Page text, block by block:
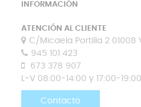
INFORMACIÓN
ATENCIÓN AL CLIENTE
C/Micaela Portilla 2 01008
945 101 423
673 378 907
L-V 08:00-14:00 y 17:00-19:00
Contacto